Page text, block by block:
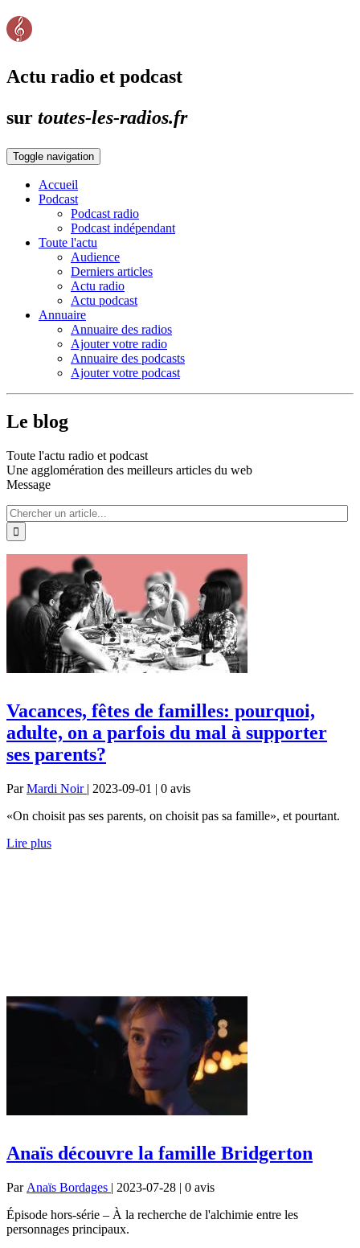
Actu radio et podcast
sur toutes-les-radios.fr
Toggle navigation
Accueil
Podcast
Podcast radio
Podcast indépendant
Toute l'actu
Audience
Derniers articles
Actu radio
Actu podcast
Annuaire
Annuaire des radios
Ajouter votre radio
Annuaire des podcasts
Ajouter votre podcast
Le blog
Toute l'actu radio et podcast
Une agglomération des meilleurs articles du web
Message
Vacances, fêtes de familles: pourquoi,
adulte, on a parfois du mal à supporter
ses parents?
ParMardi Noir | 2023-09-01 | 0 avis
«On choisit pas ses parents, on choisit pas sa famille», et pourtant.
Lire plus
Anaïs découvre la famille Bridgerton
Par Anaïs Bordages | 2023-07-28 | 0 avis
Épisode hors-série – À la recherche de l'alchimie entre les
personnages principaux.